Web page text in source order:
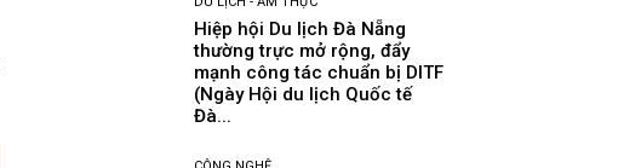
Hiệp hội Du lịch Đà Nẵng
thường trực mở rộng, đẩy
mạnh công tác chuẩn bị DITF
(Ngày Hội du lịch Quốc tế
Đà...